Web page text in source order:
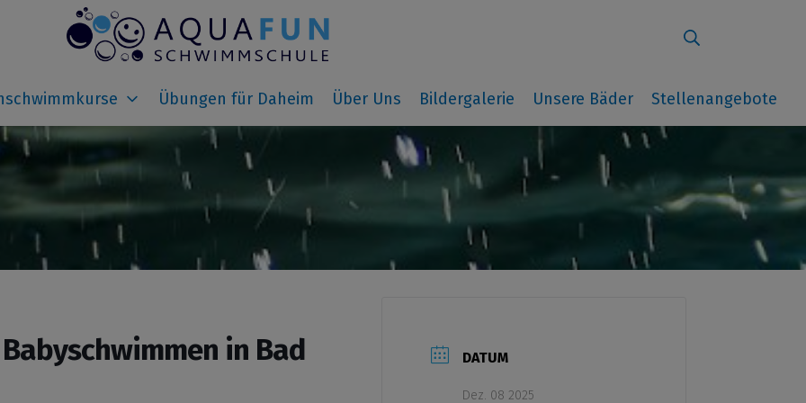
Aquafun Schwimmschule
Übungen für Daheim Über Uns Bildergalerie Unsere Bäder Stellenangebote
Babyschwimmen in Bad
DATUM
Dez. 08 2025